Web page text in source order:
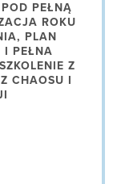
PEŁNĄ
ROKU
PLAN
I PEŁNA
Z
CHAOSU I